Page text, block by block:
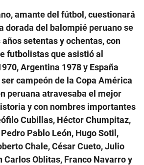
amante del fútbol, cuestionará
dorada del balompié peruano se
setentas y ochentas, con
futbolistas que asistió al
Argentina 1978 y España
campeón de la Copa América
peruana atravesaba el mejor
y con nombres importantes
Cubillas, Héctor Chumpitaz,
Pablo León, Hugo Sotil,
Chale, César Cueto, Julio
Carlos Oblitas, Franco Navarro y